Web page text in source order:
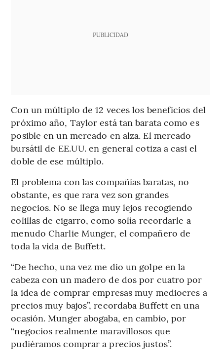
PUBLICIDAD
Con un múltiplo de 12 veces los beneficios del
próximo año, Taylor está tan barata como es
posible en un mercado en alza. El mercado
bursátil de EE.UU. en general cotiza a casi el
doble de ese múltiplo.
El problema con las compañías baratas, no
obstante, es que rara vez son grandes
negocios. No se llega muy lejos recogiendo
colillas de cigarro, como solía recordarle a
menudo Charlie Munger, el compañero de
toda la vida de Buffett.
“De hecho, una vez me dio un golpe en la
cabeza con un madero de dos por cuatro por
la idea de comprar empresas muy mediocres a
precios muy bajos”, recordaba Buffett en una
ocasión. Munger abogaba, en cambio, por
“negocios realmente maravillosos que
pudiéramos comprar a precios justos”.